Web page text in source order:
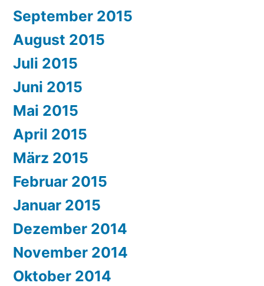
September 2015
August 2015
Juli 2015
Juni 2015
Mai 2015
April 2015
März 2015
Februar 2015
Januar 2015
Dezember 2014
November 2014
Oktober 2014